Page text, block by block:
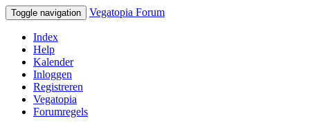
Toggle navigation Vegatopia Forum
Index
Help
Kalender
Inloggen
Registreren
Vegatopia
Forumregels